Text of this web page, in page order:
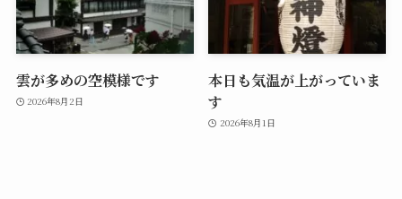
雲が多めの空模様です
2026年8月2日
本日も気温が上がっていま
す
2026年8月1日